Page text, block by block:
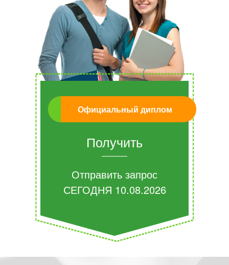
Официальный диплом
Получить
Отправить запрос
СЕГОДНЯ 10.08.2026